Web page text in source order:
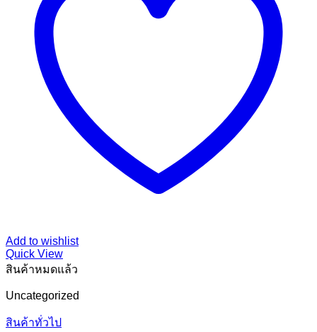
Add to wishlist
Quick View
สินค้าหมดแล้ว
Uncategorized
สินค้าทั่วไป